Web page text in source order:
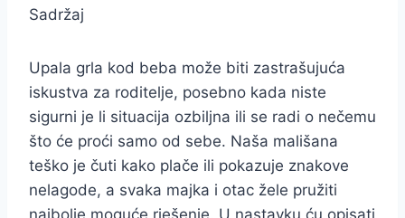
Sadržaj
Upala grla kod beba može biti zastrašujuća
iskustva za roditelje, posebno kada niste
sigurni je li situacija ozbiljna ili se radi o nečemu
što će proći samo od sebe. Naša mališana
teško je čuti kako plače ili pokazuje znakove
nelagode, a svaka majka i otac žele pružiti
najbolje moguće rješenje. U nastavku ću opisati